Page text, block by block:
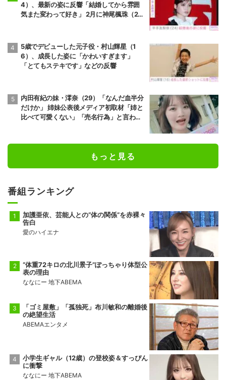
4）、最新の姿に反響「結婚してから雰囲
気また変わって好き」 2月に神尾楓珠（2
5歳でデビューした元子役・村山輝星（1
6）、成長した姿に「かわいすぎます」
「とてもステキです」などの反響
内田有紀の妹・澪奈（29）「なんだ血半分
だけか」 姉妹公表後メディア初取材「姉と
比べて可愛くない」「売名行為」と言われ
もっと見る
番組ランキング
加護亜依、芸能人との“体の関係”を赤裸々
告白
愛のハイエナ
“体重72キロの北川景子”ぽっちゃり体型公
表の理由
ななにー 地下ABEMA
「ゴミ屋敷」「孤独死」布川敏和の離婚後
の絶望生活
ABEMAエンタメ
小学生ギャル（12歳）の登校姿＆すっぴん
に衝撃
ななにー 地下ABEMA